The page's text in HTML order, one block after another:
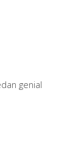
genial